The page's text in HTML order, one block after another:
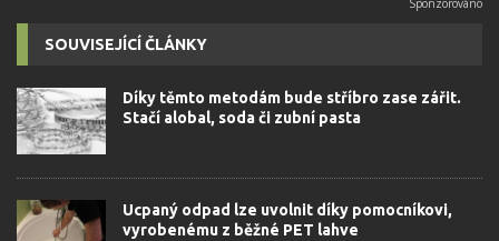
SOUVISEJÍCÍ ČLÁNKY
Díky těmto metodám bude stříbro zase zářit.
Stačí alobal, soda či zubní pasta
Ucpaný odpad lze uvolnit díky pomocníkovi,
vyrobenému z běžné PET lahve